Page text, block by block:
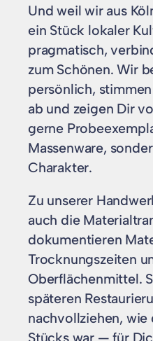
Und weil wir aus
ein Stück lokaler
pragmatisch,
zum Schönen. Wir
persönlich,
ab und zeigen Dir
gerne
Massenware,
Charakter.
Zu unserer
auch die
dokumentieren
Trocknungszeiten
Oberflächenmittel.
späteren
nachvollziehen, wie